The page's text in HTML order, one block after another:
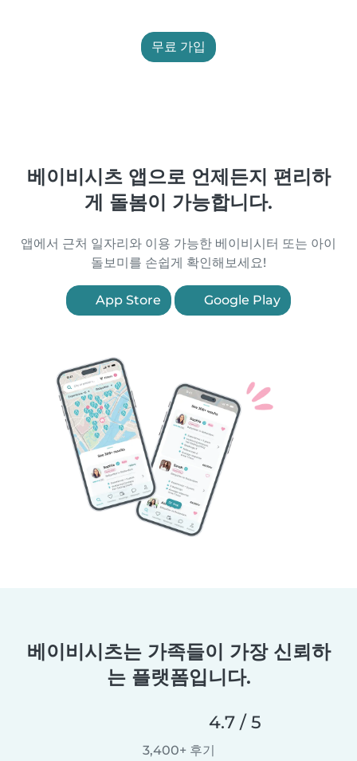
무료 가입
베이비시츠 앱으로 언제든지 편리하
게 돌봄이 가능합니다.
앱에서 근처 일자리와 이용 가능한 베이비시터 또는 아이
돌보미를 손쉽게 확인해보세요!
App Store Google Play
베이비시츠는 가족들이 가장 신뢰하
는 플랫폼입니다.
4.7 / 5
3,400+ 후기